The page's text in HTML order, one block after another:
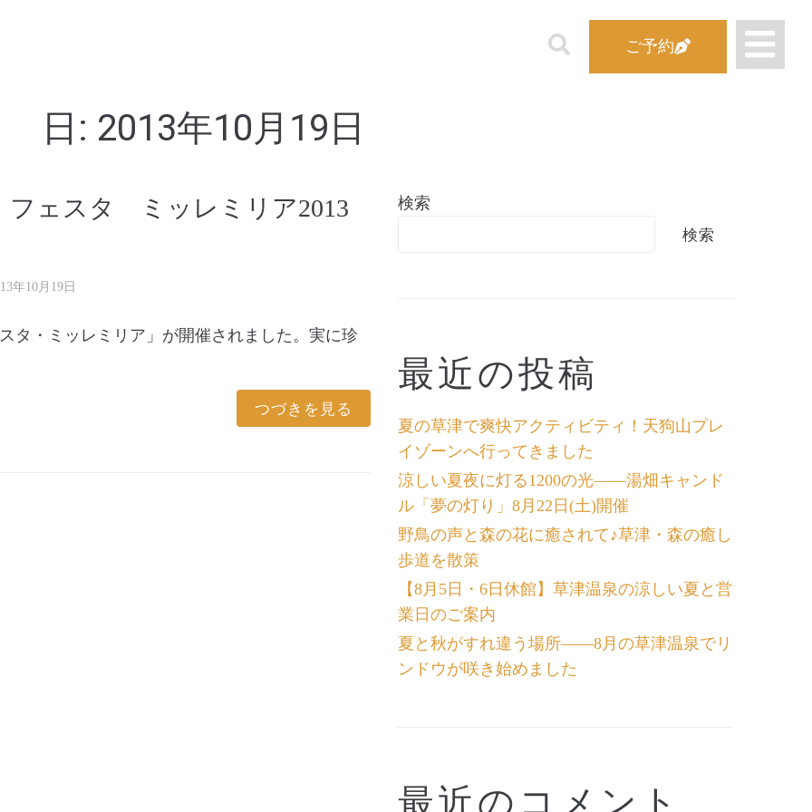
ご予約
日: 2013年10月19日
ェスタ ミッレミリア2013
年10月19日
タ・ミッレミリア」が開催されました。実に珍
つづきを見る
検索
検索
最近の投稿
夏の草津で爽快アクティビティ！天狗山プレ
イゾーンへ行ってきました
涼しい夏夜に灯る1200の光――湯畑キャンド
ル「夢の灯り」8月22日(土)開催
野鳥の声と森の花に癒されて♪草津・森の癒し
歩道を散策
【8月5日・6日休館】草津温泉の涼しい夏と営
業日のご案内
夏と秋がすれ違う場所――8月の草津温泉でリ
ンドウが咲き始めました
最近のコメント